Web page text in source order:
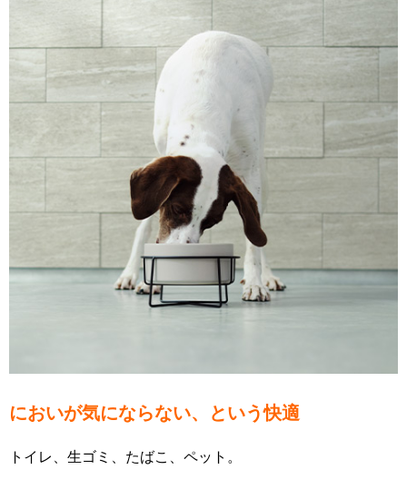
においが気にならない、という快適
トイレ、生ゴミ、たばこ、ペット。